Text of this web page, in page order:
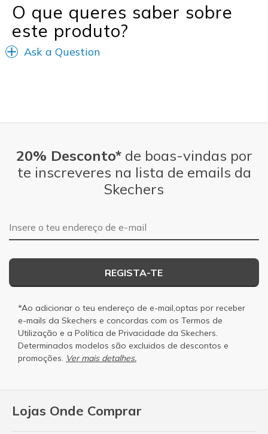
View On Shoes
Shoes are for Wearing
O que queres saber sobre
este produto?
Ask a Question
Lojas Onde Comprar
20% Desconto*de boas-vindas por
te inscreveres na lista de emails da
Skechers
Endereço de e-mail
REGISTA-TE
*Ao adicionar o teu endereço de e-mail,optas por receber
e-mails da Skechers e concordas com os Termos de
Utilização e a Política de Privacidade da Skechers.
Determinados modelos são excluidos de descontos e
promoções. Ver mais detalhes.